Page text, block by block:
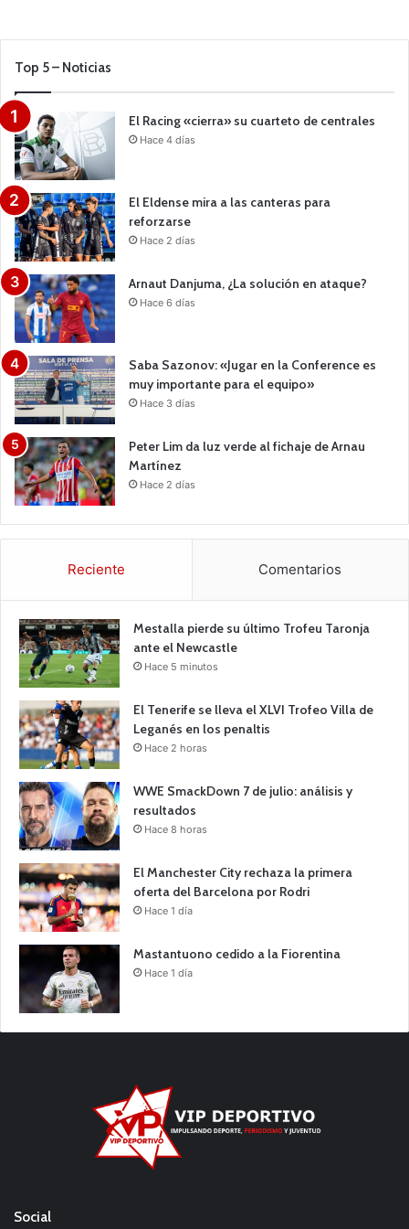
Top 5 – Noticias
El Racing «cierra» su cuarteto de centrales
Hace 4 días
El Eldense mira a las canteras para
reforzarse
Hace 2 días
Arnaut Danjuma, ¿La solución en ataque?
Hace 6 días
Saba Sazonov: «Jugar en la Conference es
muy importante para el equipo»
Hace 3 días
Peter Lim da luz verde al fichaje de Arnau
Martínez
Hace 2 días
Reciente Comentarios
Mestalla pierde su último Trofeu Taronja
ante el Newcastle
Hace 5 minutos
El Tenerife se lleva el XLVI Trofeo Villa de
Leganés en los penaltis
Hace 2 horas
WWE SmackDown 7 de julio: análisis y
resultados
Hace 8 horas
El Manchester City rechaza la primera
oferta del Barcelona por Rodri
Hace 1 día
Mastantuono cedido a la Fiorentina
Hace 1 día
Social